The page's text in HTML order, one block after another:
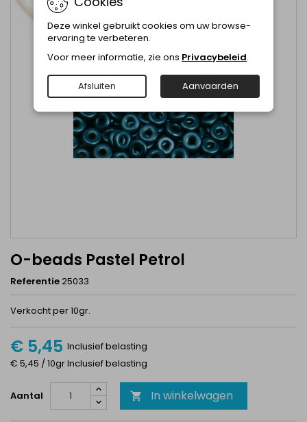
O-beads Pastel Petrol
Referentie25033
Verkocht per 10gr.
€ 5,45 Inclusief belasting
€ 5,45 / 10gr Inclusief belasting
Aantal  In winkelwagen
Deze winkel gebruikt cookies om uw browse-
ervaring te verbeteren.
Voor meer informatie, zie ons Privacybeleid.
Afsluiten Aanvaarden